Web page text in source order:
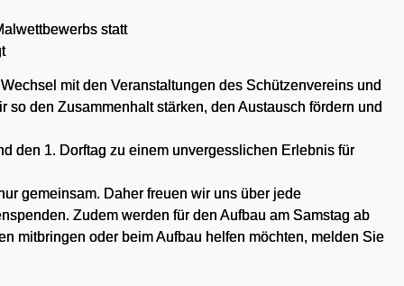
statt
mit den Veranstaltungen des Schützenvereins und
den Zusammenhalt stärken, den Austausch fördern und
den 1. Dorftag zu einem unvergesslichen Erlebnis für
gemeinsam. Daher freuen wir uns über jede
Zudem werden für den Aufbau am Samstag ab
mitbringen oder beim Aufbau helfen möchten, melden Sie